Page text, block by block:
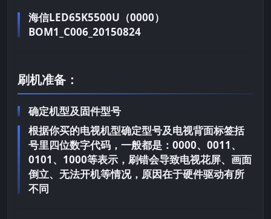
海信LED65K5500U（0000）
BOM1_C006_20150824
刷机准备：
确定机型及固件型号
根据你买的电视机型确定型号及电视背面标签括
号里四位数字代码，一般都是：0000、0011、
0101、1000等表示，刷错会导致电视花屏、画面
倒立、无法开机等情况，原因在于硬件驱动有所
不同